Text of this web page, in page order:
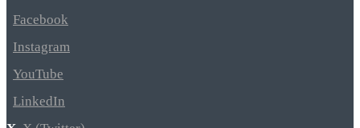
Facebook
Instagram
YouTube
LinkedIn